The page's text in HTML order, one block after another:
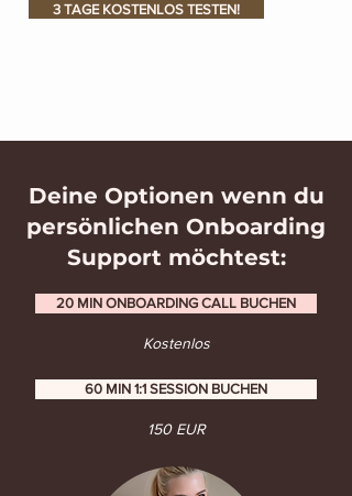
3 TAGE KOSTENLOS TESTEN!
Deine Optionen wenn du
persönlichen Onboarding
Support möchtest:
20 MIN ONBOARDING CALL BUCHEN
Kostenlos
60 MIN 1:1 SESSION BUCHEN
150 EUR